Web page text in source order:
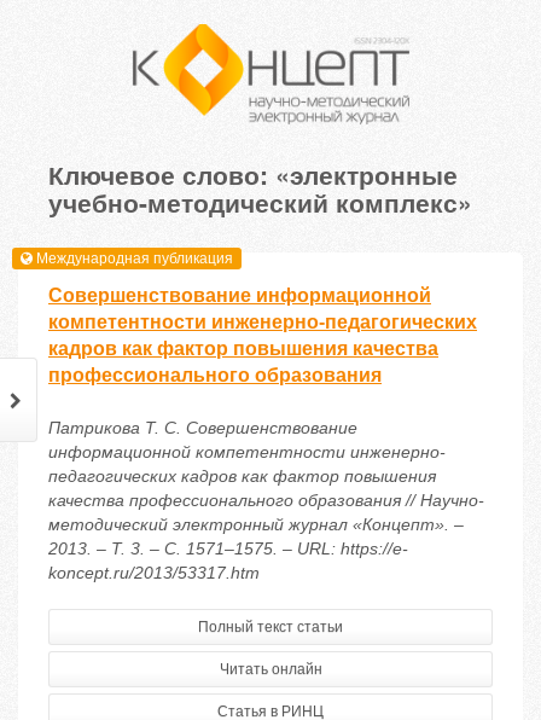
Ключевое слово: «электронные
учебно-методический комплекс»
Международная публикация
Совершенствование информационной
компетентности инженерно-педагогических
кадров как фактор повышения качества
профессионального образования
Патрикова Т. С. Совершенствование
информационной компетентности инженерно-
педагогических кадров как фактор повышения
качества профессионального образования // Научно-
методический электронный журнал «Концепт». –
2013. – Т. 3. – С. 1571–1575. – URL: https://e-
koncept.ru/2013/53317.htm
Полный текст статьи
Читать онлайн
Статья в РИНЦ